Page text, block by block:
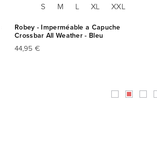
S M L XL XXL
Robey - Imperméable a Capuche
Crossbar All Weather - Bleu
44,95 €